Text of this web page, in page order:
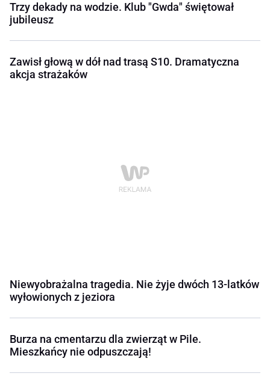
Trzy dekady na wodzie. Klub "Gwda" świętował
jubileusz
Zawisł głową w dół nad trasą S10. Dramatyczna
akcja strażaków
Niewyobrażalna tragedia. Nie żyje dwóch 13-latków
wyłowionych z jeziora
Burza na cmentarzu dla zwierząt w Pile.
Mieszkańcy nie odpuszczają!